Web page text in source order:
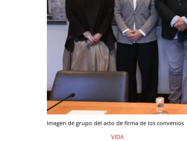
Imagen de grupo del acto de firma de los convenios
VIDA